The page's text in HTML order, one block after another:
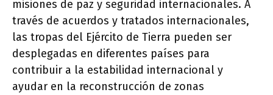
misiones de paz y seguridad internacionales. A
través de acuerdos y tratados internacionales,
las tropas del Ejército de Tierra pueden ser
desplegadas en diferentes países para
contribuir a la estabilidad internacional y
ayudar en la reconstrucción de zonas